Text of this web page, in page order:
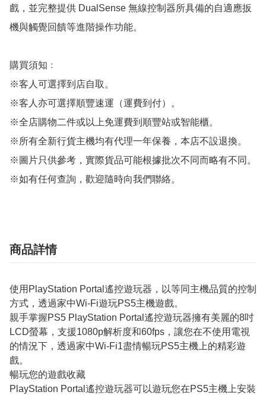
戲，並完整提供 DualSense 無線控制器所具備的自適應扳
機與觸覺回饋等進階操作功能。
購買須知﹕
※客人可選擇到店自取。
※客人亦可選擇順豐速運（運費到付）。
※全店購物二件或以上免運費到順豐站或智能櫃。
※所有全新行貨主機均有代理一年保養，本店不設退換。
※圖片只供參考，實際貨品可能根據批次不同而略有不同。
※如有任何查詢，歡迎隨時向我們聯絡。
商品詳情
使用PlayStation Portal遙控遊玩器，以等同主機品質的控制
方式，透過家中Wi-Fi遊玩PS5主機遊戲。
親手掌握PS5 PlayStation Portal遙控遊玩器擁有美麗的8吋
LCD螢幕，支援1080p解析度和60fps，讓您在不使用電視
的情況下，透過家中Wi-Fi1盡情暢玩PS5主機上的精彩遊
戲。
暢玩您的遊戲收藏
PlayStation Portal遙控遊玩器可以遊玩您在PS5主機上安裝